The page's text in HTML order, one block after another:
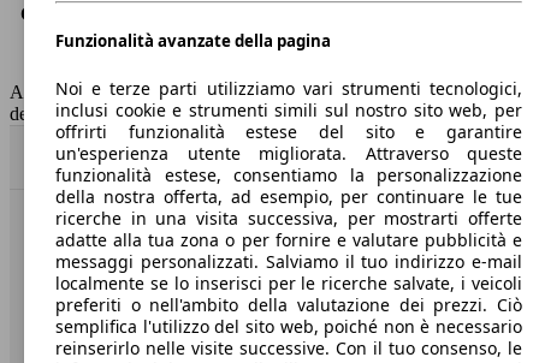
Consumo (combinato)*
Classe di emissione
Euro 6
AutoScout24 non si assume alcuna responsabilità per la correttezza
dei dati.
Torna su
Benvenuti su AutoScout24, il mercato auto europeo.
Società
A proposito di AutoScout24
Funzionalità avanzate della pagina
Noi e terze parti utilizziamo vari strumenti tecnologici,
inclusi cookie e strumenti simili sul nostro sito web, per
offrirti funzionalità estese del sito e garantire
un'esperienza utente migliorata. Attraverso queste
funzionalità estese, consentiamo la personalizzazione
della nostra offerta, ad esempio, per continuare le tue
ricerche in una visita successiva, per mostrarti offerte
adatte alla tua zona o per fornire e valutare pubblicità e
messaggi personalizzati. Salviamo il tuo indirizzo e-mail
localmente se lo inserisci per le ricerche salvate, i veicoli
preferiti o nell'ambito della valutazione dei prezzi. Ciò
semplifica l'utilizzo del sito web, poiché non è necessario
reinserirlo nelle visite successive. Con il tuo consenso, le